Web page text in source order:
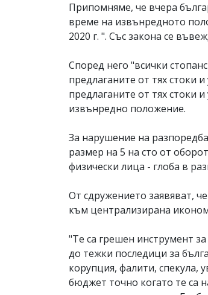
Припомняме, че вчера
време на извънредното
2020 г. ". Със закона се
Според него "всички
предлаганите от тях стоки
предлаганите от тях стоки
извънредно положение.
За нарушение на
размер на 5 на сто от
физически лица - глоба в
От сдружението заявяват,
към централизирана
"Те са грешен инструмент
до тежки последици за
корупция, фалити, спекула,
бюджет точно когато те са